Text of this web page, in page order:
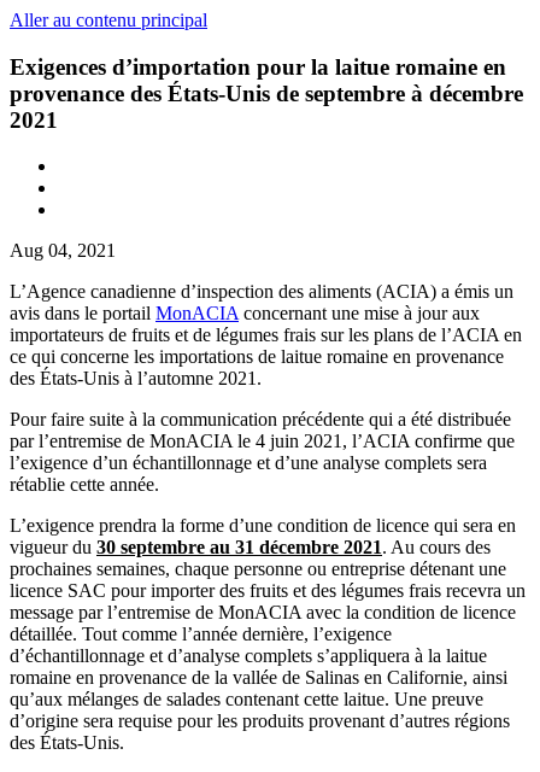
Aller au contenu principal
Exigences d’importation pour la laitue romaine en
provenance des États-Unis de septembre à décembre
2021
Aug 04, 2021
L’Agence canadienne d’inspection des aliments (ACIA) a émis un
avis dans le portail MonACIAconcernant une mise à jour aux
importateurs de fruits et de légumes frais sur les plans de l’ACIA en
ce qui concerne les importations de laitue romaine en provenance
des États-Unis à l’automne 2021.
Pour faire suite à la communication précédente qui a été distribuée
par l’entremise de MonACIA le 4 juin 2021, l’ACIA confirme que
l’exigence d’un échantillonnage et d’une analyse complets sera
rétablie cette année.
L’exigence prendra la forme d’une condition de licence qui sera en
vigueur du 30 septembre au 31 décembre 2021. Au cours des
prochaines semaines, chaque personne ou entreprise détenant une
licence SAC pour importer des fruits et des légumes frais recevra un
message par l’entremise de MonACIA avec la condition de licence
détaillée. Tout comme l’année dernière, l’exigence
d’échantillonnage et d’analyse complets s’appliquera à la laitue
romaine en provenance de la vallée de Salinas en Californie, ainsi
qu’aux mélanges de salades contenant cette laitue. Une preuve
d’origine sera requise pour les produits provenant d’autres régions
des États-Unis.